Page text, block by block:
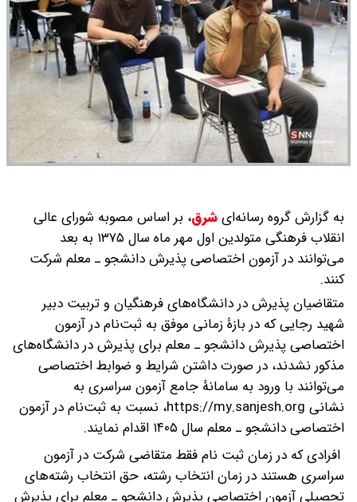
به گزارش گروه رسانه‌ایشرق، بر اساس مصوبه شورای عالی
انقلاب فرهنگی متولدین اول مهر ماه سال ۱۳۷۵ به بعد
می‌توانند در آزمون اختصاصی پذیرش دانشجو ـ معلم شرکت
کنند.
متقاضیان پذیرش در دانشگاه‌های فرهنگیان و تربیت دبیر
شهید رجایی که در بازۀ زمانی موفق به ثبت‌نام در آزمون
اختصاصی پذیرش دانشجو ـ معلم برای پذیرش در دانشگاه‌های
مذکور نشدند، در صورت داشتن شرایط و ضوابط اختصاصی
می‌توانند با ورود به سامانۀ جامع آزمون سراسری به
نشانی https://my.sanjesh.org، نسبت به ثبت‌نام در آزمون
اختصاصی دانشجو ـ معلم سال ۱۴۰۵ اقدام نمایند.
افرادی که در زمان ثبت نام فقط متقاضی شرکت در آزمون
سراسری هستند در زمان انتخاب رشته، حق انتخاب‌ رشته‌های
تحصیلی آزمون اختصاصی پذیرش دانشجو ـ معلم برای پذیرش